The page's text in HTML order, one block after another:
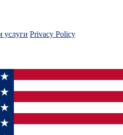
услуги Privacy Policy